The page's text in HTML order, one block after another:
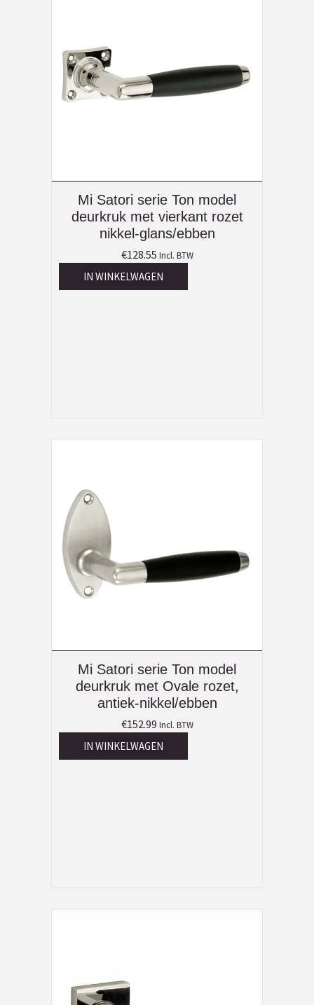
Mi Satori serie Ton model
deurkruk met vierkant rozet
nikkel-glans/ebben
€128.55 Incl. BTW
IN WINKELWAGEN
Mi Satori serie Ton model
deurkruk met Ovale rozet,
antiek-nikkel/ebben
€152.99 Incl. BTW
IN WINKELWAGEN